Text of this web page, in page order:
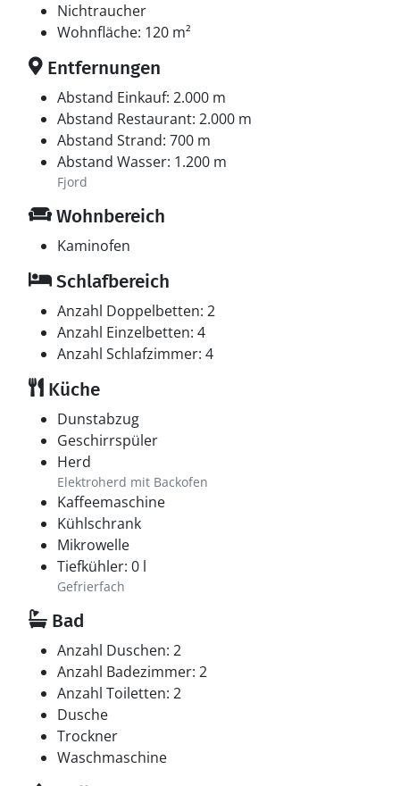
Nichtraucher
Wohnfläche: 120 m²
Entfernungen
Abstand Einkauf: 2.000 m
Abstand Restaurant: 2.000 m
Abstand Strand: 700 m
Abstand Wasser: 1.200 m
Fjord
Wohnbereich
Kaminofen
Schlafbereich
Anzahl Doppelbetten: 2
Anzahl Einzelbetten: 4
Anzahl Schlafzimmer: 4
Küche
Dunstabzug
Geschirrspüler
Herd
Elektroherd mit Backofen
Kaffeemaschine
Kühlschrank
Mikrowelle
Tiefkühler: 0 l
Gefrierfach
Bad
Anzahl Duschen: 2
Anzahl Badezimmer: 2
Anzahl Toiletten: 2
Dusche
Trockner
Waschmaschine